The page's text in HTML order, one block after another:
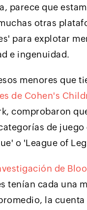
parece que
otras
para explotar
e ingenuidad.
menores que
de Cohen's
comprobaron
de
o 'League of
de
tenían cada una
la